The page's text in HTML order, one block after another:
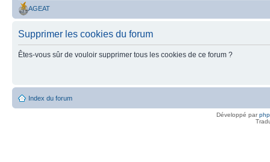
AGEAT
Supprimer les cookies du forum
Êtes-vous sûr de vouloir supprimer tous les cookies de ce forum ?
Index du forum
Développé par